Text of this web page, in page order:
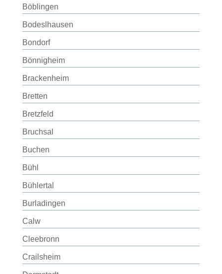
Böblingen
Bodeslhausen
Bondorf
Bönnigheim
Brackenheim
Bretten
Bretzfeld
Bruchsal
Buchen
Bühl
Bühlertal
Burladingen
Calw
Cleebronn
Crailsheim